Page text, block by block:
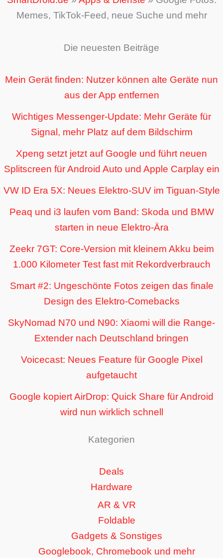
Memes, TikTok-Feed, neue Suche und mehr
Die neuesten Beiträge
Mein Gerät finden: Nutzer können alte Geräte nun
aus der App entfernen
Wichtiges Messenger-Update: Mehr Geräte für
Signal, mehr Platz auf dem Bildschirm
Xpeng setzt jetzt auf Google und führt neuen
Splitscreen für Android Auto und Apple Carplay ein
VW ID Era 5X: Neues Elektro-SUV im Tiguan-Style
Peaq und i3 laufen vom Band: Skoda und BMW
starten in neue Elektro-Ära
Zeekr 7GT: Core-Version mit kleinem Akku beim
1.000 Kilometer Test fast mit Rekordverbrauch
Smart #2: Ungeschönte Fotos zeigen das finale
Design des Elektro-Comebacks
SkyNomad N70 und N90: Xiaomi will die Range-
Extender nach Deutschland bringen
Voicecast: Neues Feature für Google Pixel
aufgetaucht
Google kopiert AirDrop: Quick Share für Android
wird nun wirklich schnell
Kategorien
Deals
Hardware
AR & VR
Foldable
Gadgets & Sonstiges
Googlebook, Chromebook und mehr